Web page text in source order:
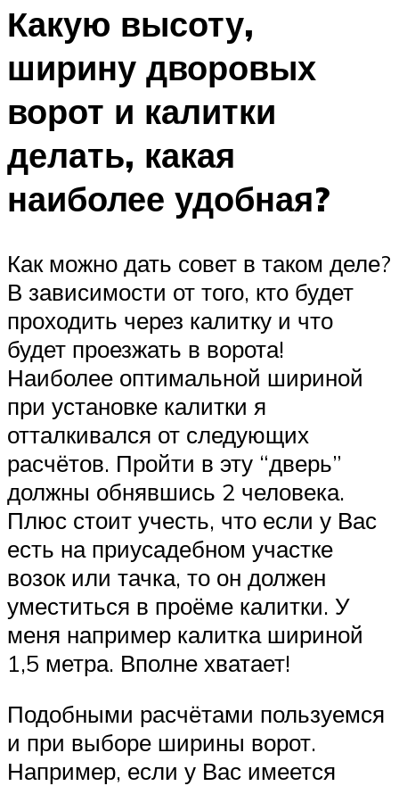
Какую высоту,
ширину дворовых
ворот и калитки
делать, какая
наиболее удобная?
Как можно дать совет в таком деле?
В зависимости от того, кто будет
проходить через калитку и что
будет проезжать в ворота!
Наиболее оптимальной шириной
при установке калитки я
отталкивался от следующих
расчётов. Пройти в эту “дверь”
должны обнявшись 2 человека.
Плюс стоит учесть, что если у Вас
есть на приусадебном участке
возок или тачка, то он должен
уместиться в проёме калитки. У
меня например калитка шириной
1,5 метра. Вполне хватает!
Подобными расчётами пользуемся
и при выборе ширины ворот.
Например, если у Вас имеется